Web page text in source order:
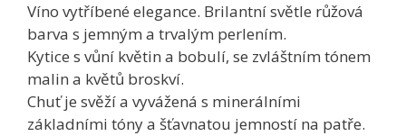
Víno vytříbené elegance. Brilantní světle růžová
barva s jemným a trvalým perlením.
Kytice s vůní květin a bobulí, se zvláštním tónem
malin a květů broskví.
Chuť je svěží a vyvážená s minerálními
základními tóny a šťavnatou jemností na patře.